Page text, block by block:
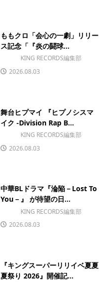
ももクロ「会心の一劇」リリー
ス記念「『炎の闘球...
KING RECORDS編集部
2026.08.03
舞台ヒプマイ 『ヒプノシスマ
イク -Division Rap B...
KING RECORDS編集部
2026.08.03
中華BLドラマ『淪陥－Lost To
You－』 が待望の日...
KING RECORDS編集部
2026.08.03
『キングスーパーリリイベ夏夏
夏祭り 2026』開催記...